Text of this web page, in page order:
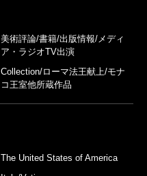
美術評論/書籍/出版情報/メディ
ア・ラジオTV出演
Collection/ローマ法王献上/モナ
コ王室他所蔵作品
The United States of America